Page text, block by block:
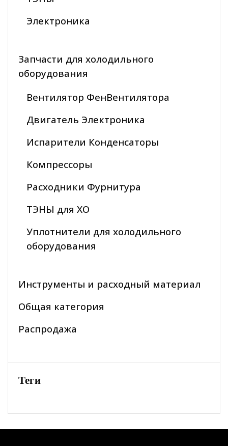
Электроника
Запчасти для холодильного
оборудования
Вентилятор ФенВентилятора
Двигатель Электроника
Испарители Конденсаторы
Компрессоры
Расходники Фурнитура
ТЭНЫ для ХО
Уплотнители для холодильного
оборудования
Инструменты и расходный материал
Общая категория
Распродажа
Теги